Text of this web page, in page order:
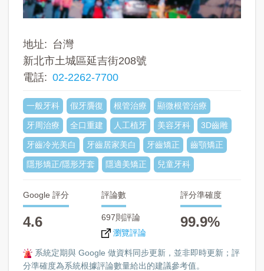
地址
台灣
新北市土城區延吉街208號
電話
02-2262-7700
一般牙科 假牙贗復 根管治療 顯微根管治療
牙周治療 全口重建 人工植牙 美容牙科 3D齒雕
牙齒冷光美白 牙齒居家美白 牙齒矯正 齒顎矯正
隱形矯正/隱形牙套 隱適美矯正 兒童牙科
Google 評分
4.6
評論數
697則評論
瀏覽評論
評分準確度
99.9%
系統定期與 Google 做資料同步更新，並非即時更新；評
分準確度為系統根據評論數量給出的建議參考值。